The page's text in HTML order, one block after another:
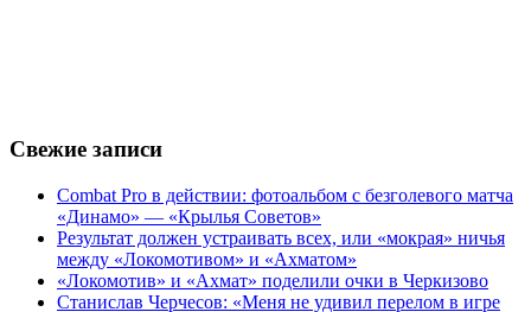
Свежие записи
Combat Pro в действии: фотоальбом с безголевого матча
«Динамо» — «Крылья Советов»
Результат должен устраивать всех, или «мокрая» ничья
между «Локомотивом» и «Ахматом»
«Локомотив» и «Ахмат» поделили очки в Черкизово
Станислав Черчесов: «Меня не удивил перелом в игре